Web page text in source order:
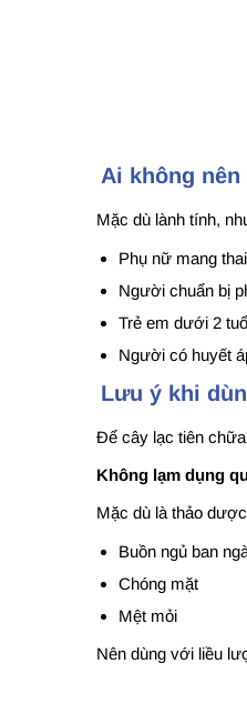
Ai không
Mặc dù lành tính,
Phụ nữ mang
Người chuẩn bị
Trẻ em dưới 2
Người có huyết
Lưu ý khi
Để cây lạc tiên
Không lạm dụng
Mặc dù là thảo
Buồn ngủ ban
Chóng mặt
Mệt mỏi
Nên dùng với liều